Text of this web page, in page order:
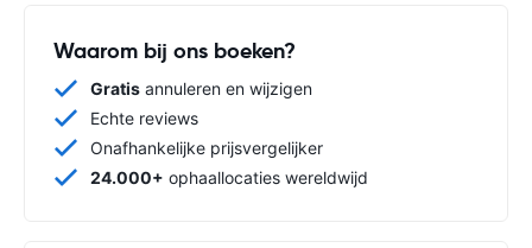
Waarom bij ons boeken?
Gratis annuleren en wijzigen
Echte reviews
Onafhankelijke prijsvergelijker
24.000+ ophaallocaties wereldwijd